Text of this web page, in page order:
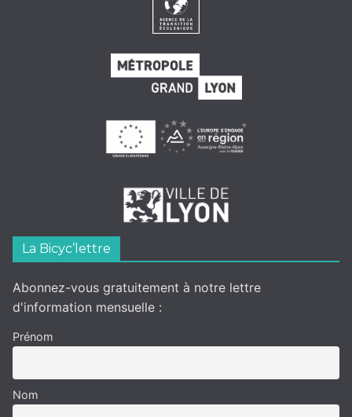
La Bicyc’lettre
Abonnez-vous gratuitement à notre lettre
d'information mensuelle :
Prénom
Nom